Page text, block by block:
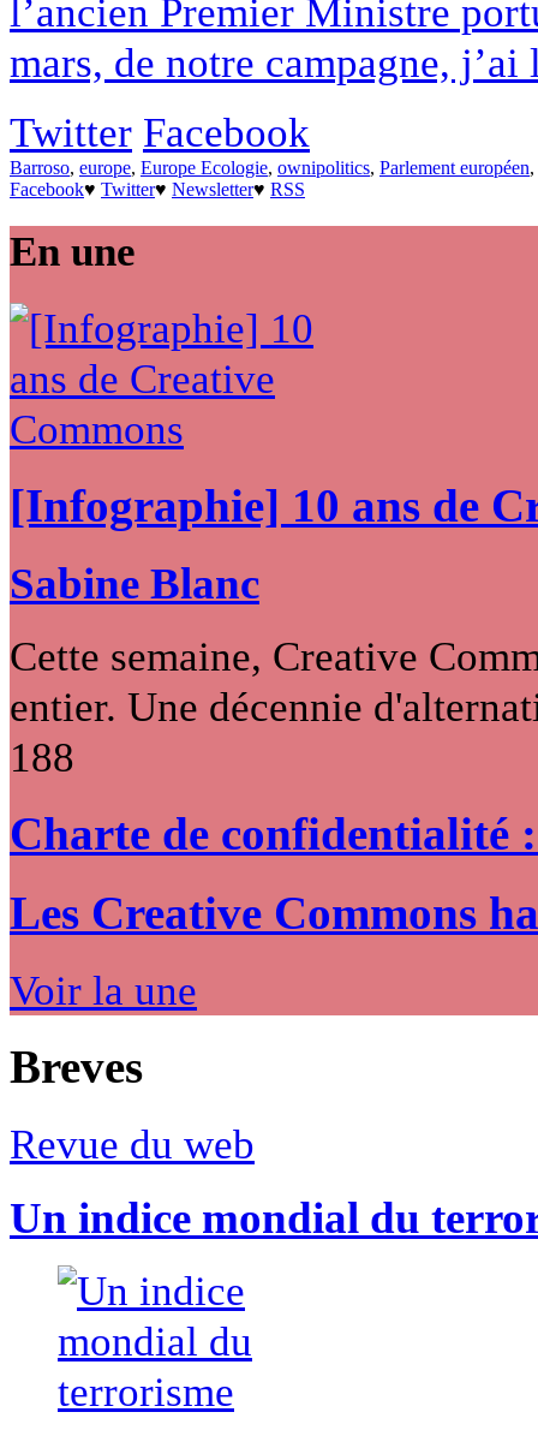
l’ancien Premier Ministre
mars, de notre campagne,
Twitter Facebook
Barroso, europe, Europe Ecologie, ownipolitics, Parlement européen,
Facebook♥ Twitter♥ Newsletter♥ RSS
En une
[Infographie] 10 ans de
Sabine Blanc
Cette semaine, Creative
entier. Une décennie
188
Charte de confidentialité
Les Creative Commons
Voir la une
Breves
Revue du web
Un indice mondial du